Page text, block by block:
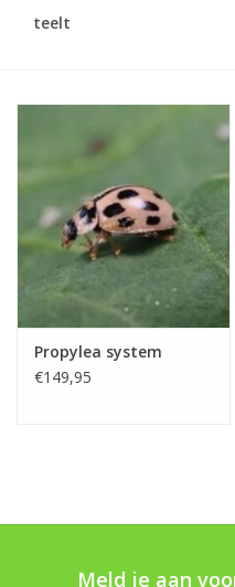
Brimex kaarten
Vallen
Drukspuiten
Onkruid & Reiniging
Zaden
teelt
Propylea system
€149,95
Meld je aan